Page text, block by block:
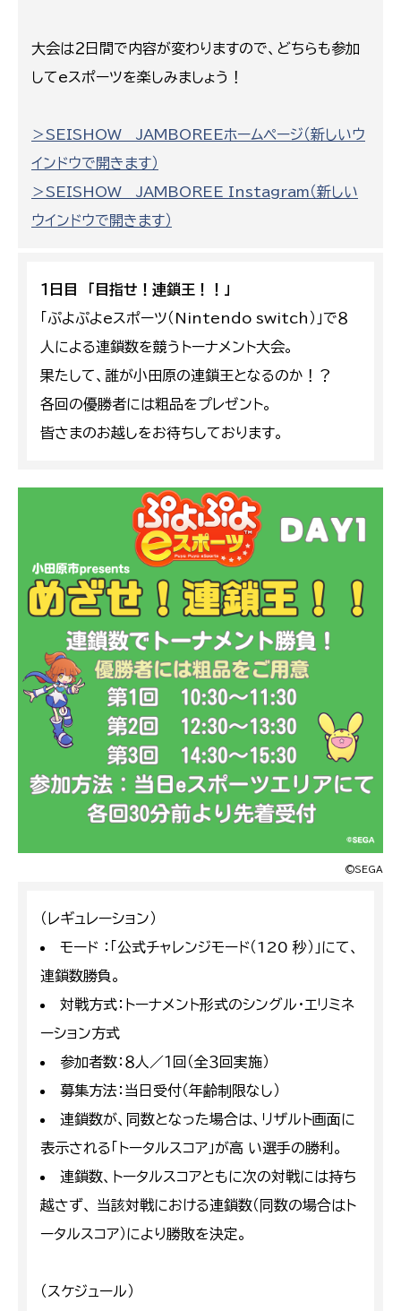
大会は２日間で内容が変わりますので、どちらも参加
してeスポーツを楽しみましょう！
＞SEISHOW JAMBOREEホームページ（新しいウ
インドウで開きます）
＞SEISHOW JAMBOREE Instagram（新しい
ウインドウで開きます）
１日目 「目指せ！連鎖王！！」
「ぷよぷよeスポーツ（Nintendo switch）」で８
人による連鎖数を競うトーナメント大会。
果たして、誰が小田原の連鎖王となるのか！？
各回の優勝者には粗品をプレゼント。
皆さまのお越しをお待ちしております。
©SEGA
（レギュレーション）
モード ：「公式チャレンジモード（120 秒）」にて、
連鎖数勝負。
対戦方式：トーナメント形式のシングル・エリミネ
ーション方式
参加者数：８人／１回（全３回実施）
募集方法：当日受付（年齢制限なし）
連鎖数が、同数となった場合は、リザルト画面に
表示される「トータルスコア」が高 い選手の勝利。
連鎖数、トータルスコアともに次の対戦には持ち
越さず、 当該対戦における連鎖数（同数の場合はト
ータルスコア）により勝敗を決定。
（スケジュール）